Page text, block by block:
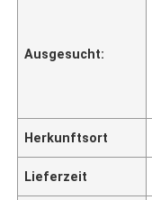
Ausgesucht:
Herkunftsort
Lieferzeit